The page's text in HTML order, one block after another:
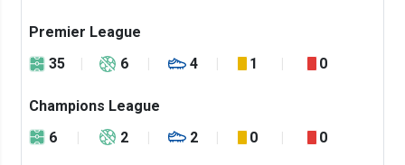
Premier League
35
6 4 1 0
Champions League
6
2 2 0 0